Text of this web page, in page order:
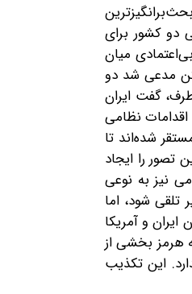
دو کشور برای
میان
مدعی شد دو
گفت ایران
اقدامات نظامی
شده‌اند تا
تصور را ایجاد
نیز به نوعی
شود، اما
و آمریکا
هرمز بخشی از
این تکذیب